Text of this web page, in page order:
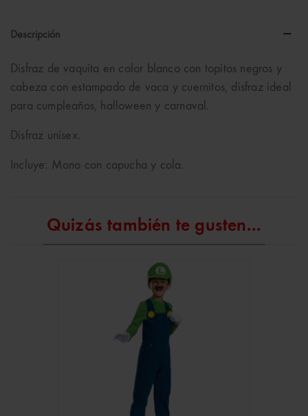
Descripción
Disfraz de vaquita en color blanco con topitos negros y
cabeza con estampado de vaca y cuernitos, disfraz ideal
para cumpleaños, halloween y carnaval.
Disfraz unisex.
Incluye: Mono con capucha y cola.
Quizás también te gusten...